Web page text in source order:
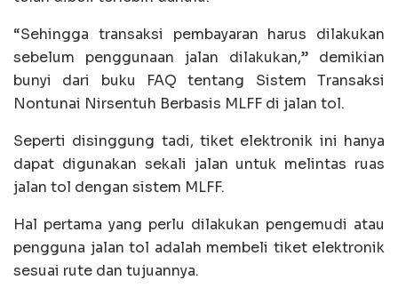
“Sehingga transaksi pembayaran harus dilakukan
sebelum penggunaan jalan dilakukan,” demikian
bunyi dari buku FAQ tentang Sistem Transaksi
Nontunai Nirsentuh Berbasis MLFF di jalan tol.
Seperti disinggung tadi, tiket elektronik ini hanya
dapat digunakan sekali jalan untuk melintas ruas
jalan tol dengan sistem MLFF.
Hal pertama yang perlu dilakukan pengemudi atau
pengguna jalan tol adalah membeli tiket elektronik
sesuai rute dan tujuannya.